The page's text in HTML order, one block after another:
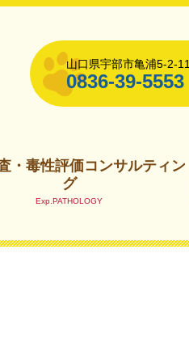
山口県宇部市亀浦5-2-11
0836-39-5553
・毒性評価コンサルティン
グ